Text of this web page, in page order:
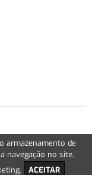
Privacidade
armazenamento de
navegação no site,
ACEITAR